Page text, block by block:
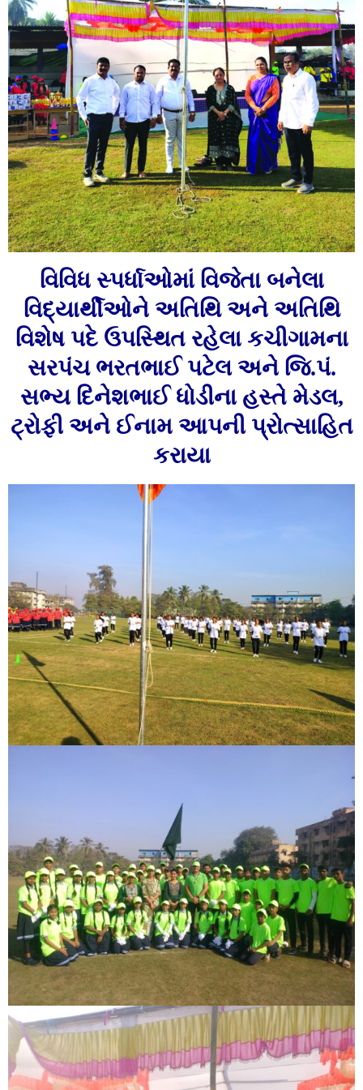
વિવિધ સ્‍પર્ધાઓમાં વિજેતા બનેલા
વિદ્યાર્થીઓને અતિથિ અને અતિથિ
વિશેષ પદે ઉપસ્‍થિત રહેલા કચીગામના
સરપંચ ભરતભાઈ પટેલ અને જિ.પં.
સભ્‍ય દિનેશભાઈ ધોડીના હસ્‍તે મેડલ,
ટ્રોફી અને ઈનામ આપની પ્રોત્‍સાહિત
કરાયા